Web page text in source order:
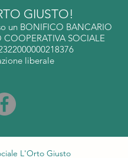
GIUSTO!
un BONIFICO BANCARIO
SOCIALE
liberale
L'Orto Giusto